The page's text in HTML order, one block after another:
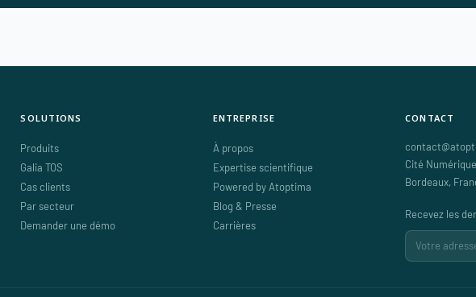
SOLUTIONS
Produits
Galia TOS
Cas clients
Par secteur
Demander une démo
ENTREPRISE
À propos
Expertise scientifique
Powered by Atoptima
Blog & Presse
Carrières
CONTACT
Cité Numérique
Bordeaux,
Recevez les